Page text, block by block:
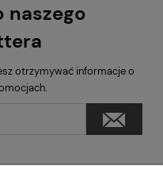
naszego
otrzymywać informacje o